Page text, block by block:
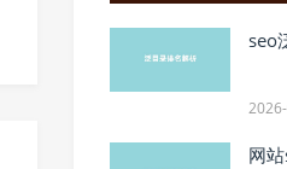
seo
网